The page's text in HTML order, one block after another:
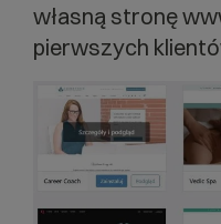
własną stronę
pierwszych